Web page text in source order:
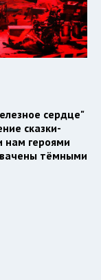
сердце"
сказки-
нам героями
тёмными